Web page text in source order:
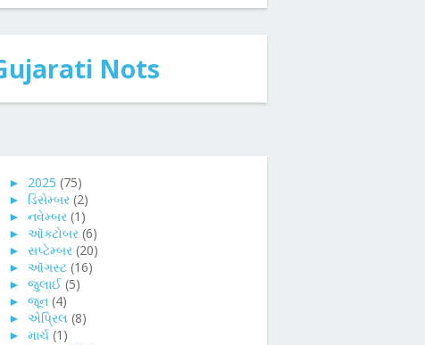
Nots
► 2025 (75)
► ડિસેમ્બર (2)
► નવેમ્બર (1)
► ઑક્ટોબર (6)
► સપ્ટેમ્બર (20)
► ઑગસ્ટ (16)
► જુલાઈ (5)
► જૂન (4)
► એપ્રિલ (8)
► માર્ચ (1)